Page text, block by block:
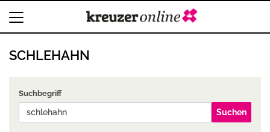
SCHLEHAHN
Suchbegriff